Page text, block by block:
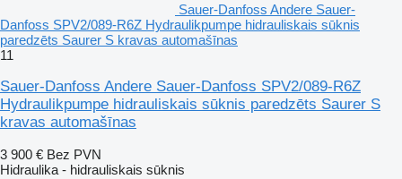
Sauer-Danfoss Andere Sauer-
Danfoss SPV2/089-R6Z Hydraulikpumpe hidrauliskais sūknis
paredzēts Saurer S kravas automašīnas
11
Sauer-Danfoss Andere Sauer-Danfoss SPV2/089-R6Z
Hydraulikpumpe hidrauliskais sūknis paredzēts Saurer S
kravas automašīnas
3 900 € Bez PVN
Hidraulika - hidrauliskais sūknis